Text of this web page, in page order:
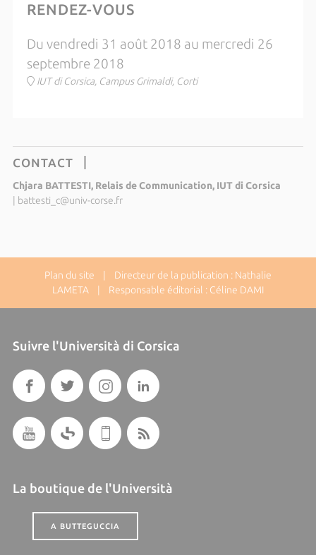
RENDEZ-VOUS
Du vendredi 31 août 2018 au mercredi 26
septembre 2018
IUT di Corsica, Campus Grimaldi, Corti
CONTACT
Chjara BATTESTI, Relais de Communication, IUT di Corsica
battesti_c@univ-corse.fr
Plan du site | Directeur de la publication : Nathalie
LAMETA | Responsable éditorial : Céline DAMI
Suivre l'Università di Corsica
La boutique de l'Università
A BUTTEGUCCIA